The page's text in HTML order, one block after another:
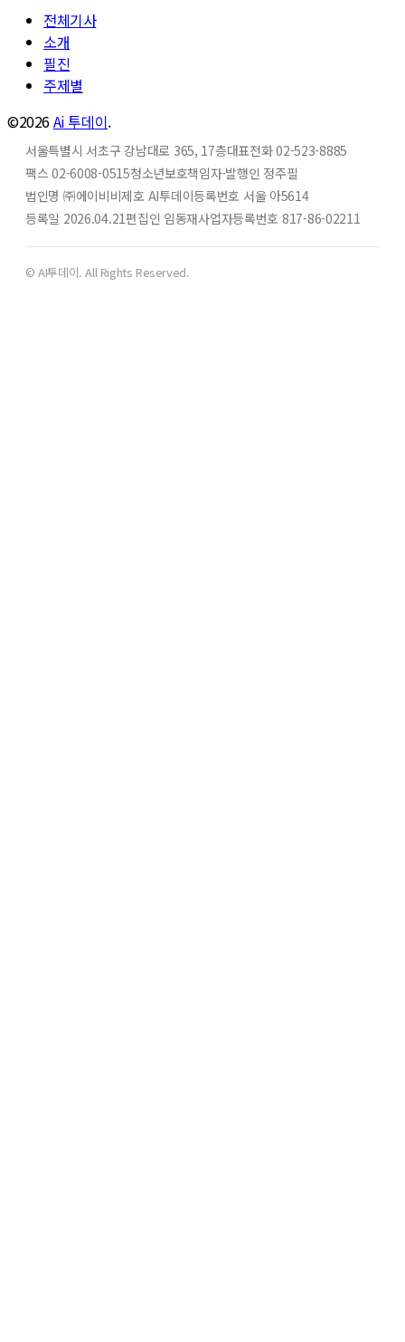
전체기사
소개
필진
주제별
©2026Ai 투데이.
서울특별시 서초구 강남대로 365, 17층대표전화 02-523-8885
팩스 02-6008-0515청소년보호책임자·발행인 정주필
법인명 ㈜에이비비제호 AI투데이등록번호 서울 아5614
등록일 2026.04.21편집인 임동재사업자등록번호 817-86-02211
© AI투데이. All Rights Reserved.